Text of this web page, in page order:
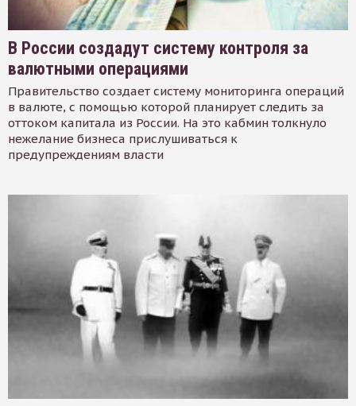
В России создадут систему контроля за
валютными операциями
Правительство создает систему мониторинга операций
в валюте, с помощью которой планирует следить за
оттоком капитала из России. На это кабмин толкнуло
нежелание бизнеса прислушиваться к
предупреждениям власти